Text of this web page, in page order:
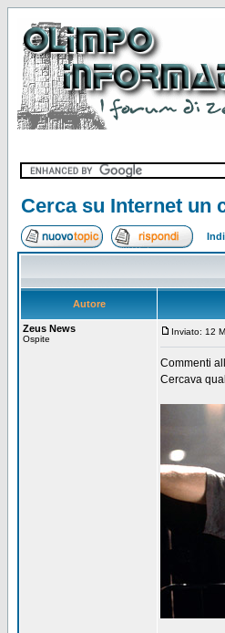
Cerca su Internet un
Autore
Zeus News
Ospite
Inviato: 12
Commenti
Cercava